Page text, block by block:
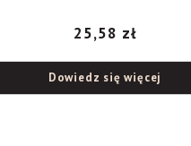
25,58 zł
Dowiedz się więcej